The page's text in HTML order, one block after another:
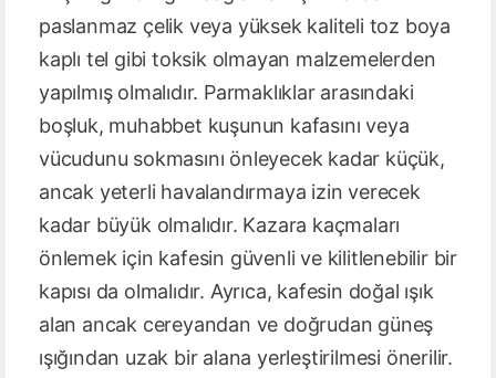
paslanmaz çelik veya yüksek kaliteli toz boya
kaplı tel gibi toksik olmayan malzemelerden
yapılmış olmalıdır. Parmaklıklar arasındaki
boşluk, muhabbet kuşunun kafasını veya
vücudunu sokmasını önleyecek kadar küçük,
ancak yeterli havalandırmaya izin verecek
kadar büyük olmalıdır. Kazara kaçmaları
önlemek için kafesin güvenli ve kilitlenebilir bir
kapısı da olmalıdır. Ayrıca, kafesin doğal ışık
alan ancak cereyandan ve doğrudan güneş
ışığından uzak bir alana yerleştirilmesi önerilir.